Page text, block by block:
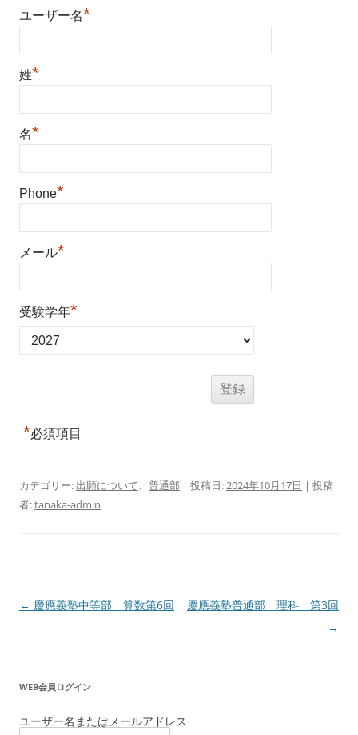
ユーザー名*
姓*
名*
Phone*
メール*
受験学年*
*必須項目
カテゴリー: 出願について、 普通部 | 投稿日:2024年10月17日 | 投稿
者:tanaka-admin
投
ゲ
ー
← 慶應義塾中等部 算数第6回
慶應義塾普通部 理科 第3回
→
WEB会員ログイン
ユーザー名またはメールアドレス